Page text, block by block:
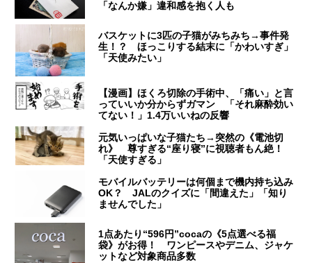
「なんか嫌」違和感を抱く人も
バスケットに3匹の子猫がみちみち→事件発
生！？ ほっこりする結末に「かわいすぎ」
「天使みたい」
【漫画】ほくろ切除の手術中、「痛い」と言
っていいか分からずガマン 「それ麻酔効い
てない！」1.4万いいねの反響
元気いっぱいな子猫たち→突然の《電池切
れ》 尊すぎる“座り寝”に視聴者もん絶！
「天使すぎる」
モバイルバッテリーは何個まで機内持ち込み
OK？ JALのクイズに「間違えた」「知り
ませんでした」
1点あたり“596円”cocaの《5点選べる福
袋》がお得！ ワンピースやデニム、ジャケ
ットなど対象商品多数